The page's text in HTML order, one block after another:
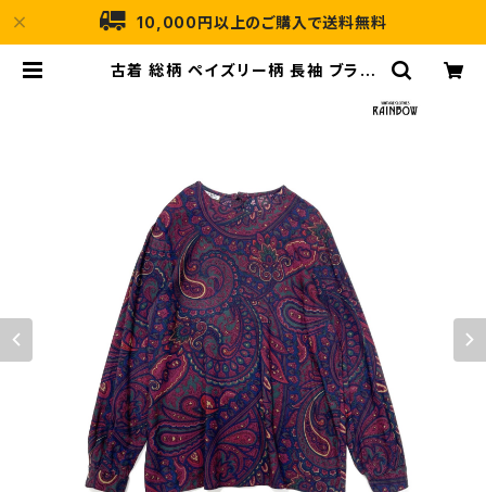
10,000円以上のご購入で送料無料
古着 総柄 ペイズリー柄 長袖 ブラウ